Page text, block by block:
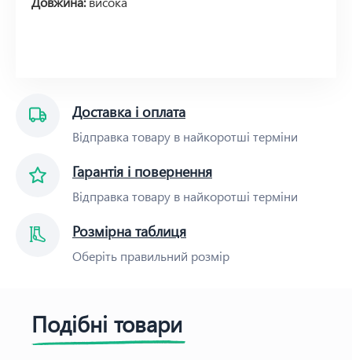
Доставка і оплата
Відправка товару в найкоротші терміни
Гарантія і повернення
Відправка товару в найкоротші терміни
Розмірна таблиця
Оберіть правильний розмір
Подібні товари